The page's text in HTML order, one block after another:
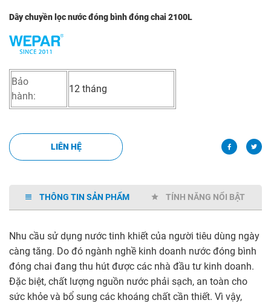
Dây chuyền lọc nước đóng bình đóng chai 2100L
Bảo
hành:
12 tháng
LIÊN HỆ
THÔNG TIN SẢN PHẨM TÍNH NĂNG NỔI BẬT
Nhu cầu sử dụng nước tinh khiết của người tiêu dùng ngày
càng tăng. Do đó ngành nghề kinh doanh nước đóng bình
đóng chai đang thu hút được các nhà đầu tư kinh doanh.
Đặc biệt, chất lượng nguồn nước phải sạch, an toàn cho
sức khỏe và bổ sung các khoáng chất cần thiết. Vì vậy,